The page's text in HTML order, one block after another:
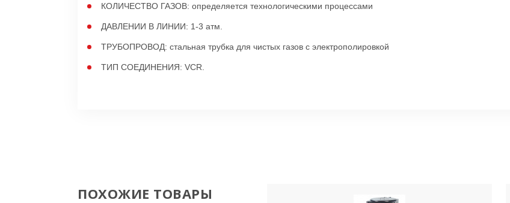
КОЛИЧЕСТВО ГАЗОВ: определяется технологическими процессами
ДАВЛЕНИИ В ЛИНИИ: 1-3 атм.
ТРУБОПРОВОД: стальная трубка для чистых газов с электрополировкой
ТИП СОЕДИНЕНИЯ: VCR.
ПОХОЖИЕ ТОВАРЫ